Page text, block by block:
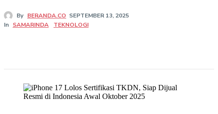
By BERANDA.CO SEPTEMBER 13, 2025
In SAMARINDA TEKNOLOGI